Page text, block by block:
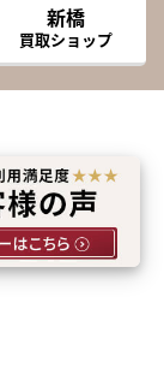
新橋
買取ショップ